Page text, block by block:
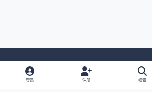
Light ModeDark ModeSystem Preference
登录 注册 搜索